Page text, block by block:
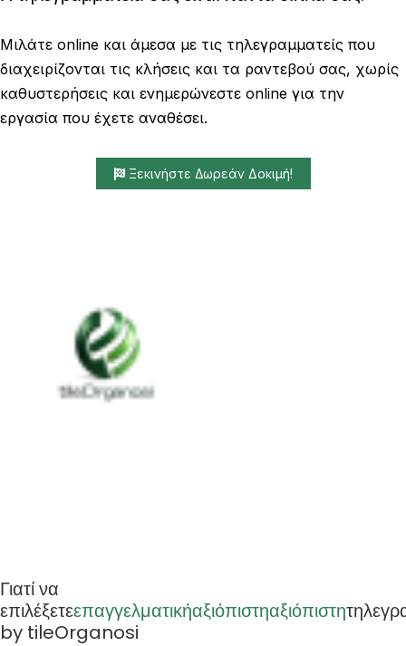
Μιλάτε online και άμεσα με τις τηλεγραμματείς που
διαχειρίζονται τις κλήσεις και τα ραντεβού σας, χωρίς
καθυστερήσεις και ενημερώνεστε online για την
εργασία που έχετε αναθέσει.
Ξεκινήστε Δωρεάν Δοκιμή!
Γιατί να
επιλέξετεεπαγγελματικήαξιόπιστηαξιόπιστη
by tileOrganosi